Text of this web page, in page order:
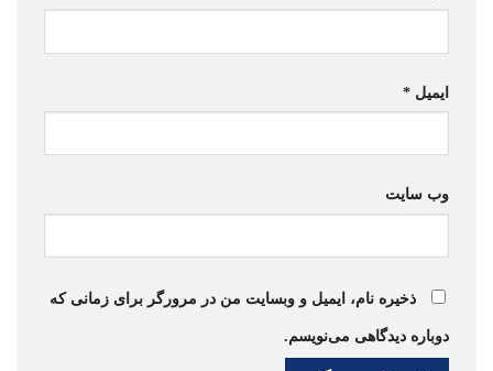
ایمیل *
وب‌ سایت
ذخیره نام، ایمیل و وبسایت من در مرورگر برای زمانی که
دوباره دیدگاهی می‌نویسم.